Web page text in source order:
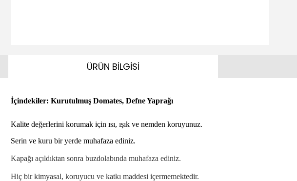
ÜRÜN BİLGİSİ
İçindekiler: Kurutulmuş Domates, Defne Yaprağı
Kalite değerlerini korumak için ısı, ışık ve nemden koruyunuz.
Serin ve kuru bir yerde muhafaza ediniz.
Kapağı açıldıktan sonra buzdolabında muhafaza ediniz.
Hiç bir kimyasal, koruyucu ve katkı maddesi içermemektedir.